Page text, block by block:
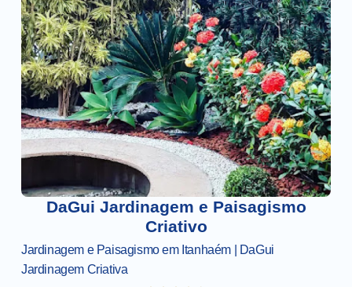
DaGui Jardinagem e Paisagismo
Criativo
Jardinagem e Paisagismo em Itanhaém | DaGui
Jardinagem Criativa